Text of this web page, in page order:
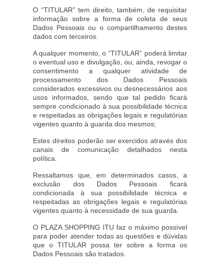
O “TITULAR” tem direito, também, de requisitar
informação sobre a forma de coleta de seus
Dados Pessoais ou o compartilhamento destes
dados com terceiros.
A qualquer momento, o “TITULAR” poderá limitar
o eventual uso e divulgação, ou, ainda, revogar o
consentimento a qualquer atividade de
processamento dos Dados Pessoais
considerados excessivos ou desnecessários aos
usos informados, sendo que tal pedido ficará
sempre condicionado à sua possibilidade técnica
e respeitadas as obrigações legais e regulatórias
vigentes quanto à guarda dos mesmos;
Estes direitos poderão ser exercidos através dos
canais de comunicação detalhados nesta
política.
Ressaltamos que, em determinados casos, a
exclusão dos Dados Pessoais ficará
condicionada à sua possibilidade técnica e
respeitadas as obrigações legais e regulatórias
vigentes quanto à necessidade de sua guarda.
O PLAZA SHOPPING ITU faz o máximo possível
para poder atender todas as questões e dúvidas
que o TITULAR possa ter sobre a forma os
Dados Pessoais são tratados.